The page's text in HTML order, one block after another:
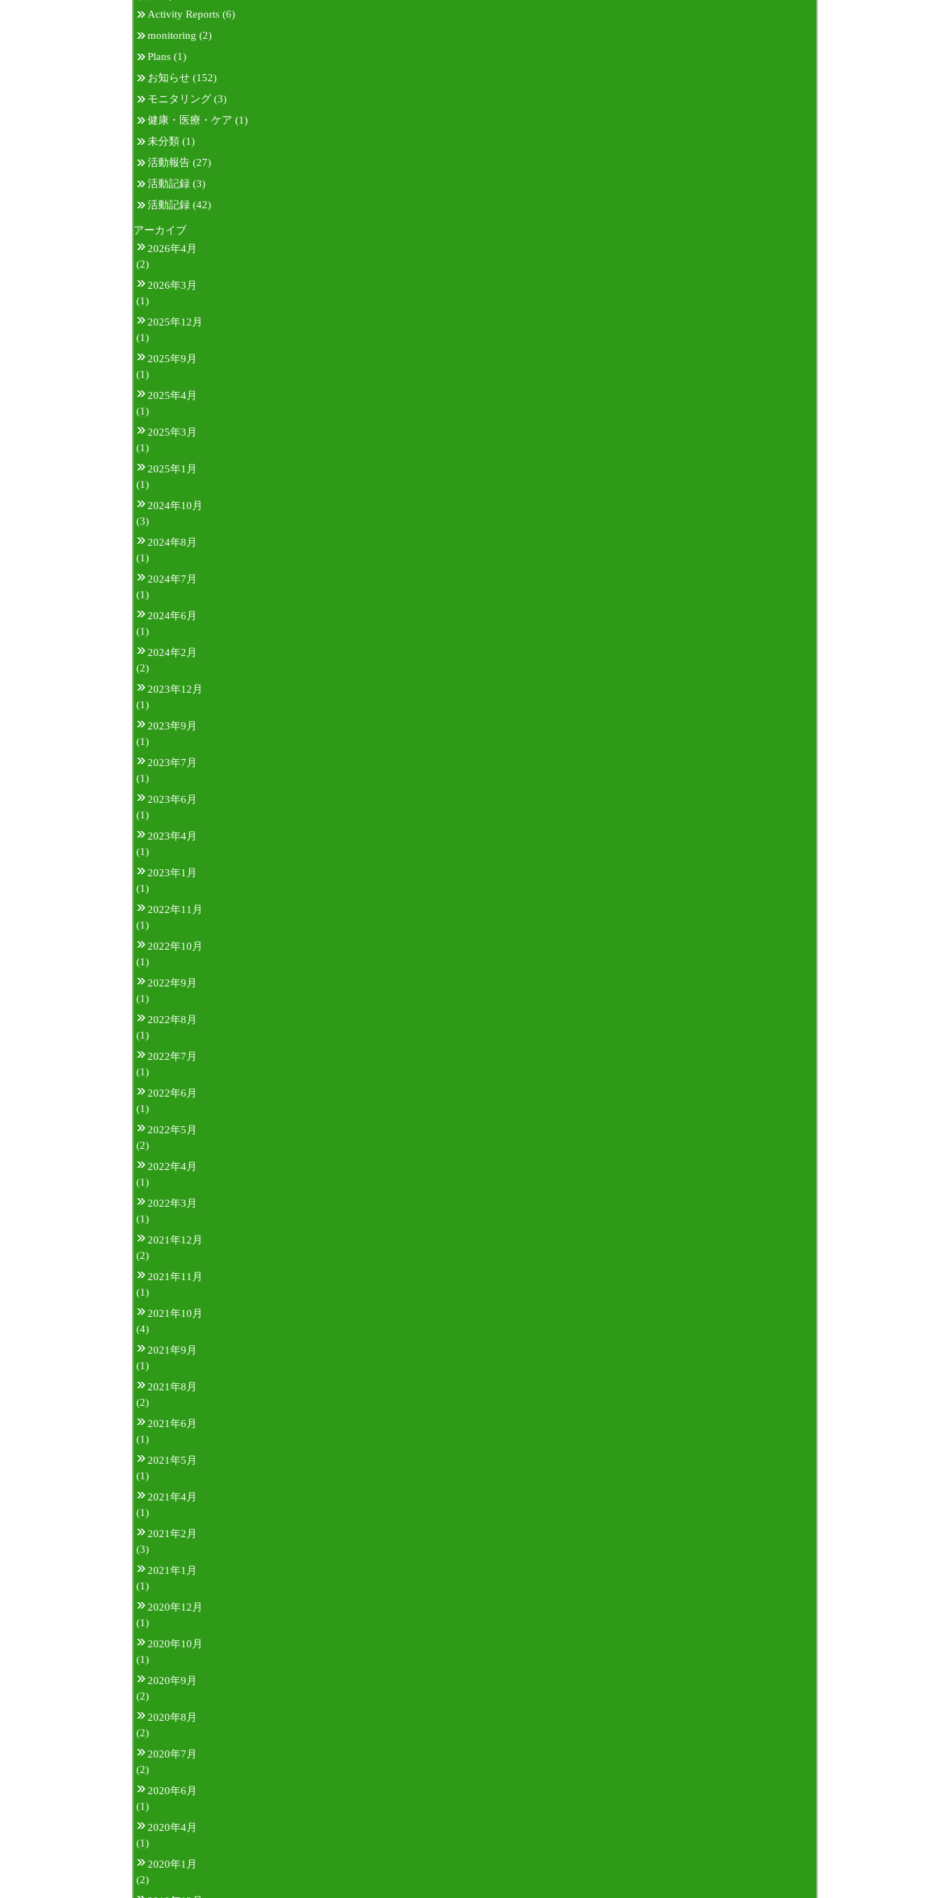
Activity Reports(6)
monitoring (2)
Plans(1)
お知らせ(152)
モニタリング(3)
健康・医療・ケア (1)
未分類(1)
活動報告(27)
活動記録(3)
活動記録(42)
アーカイブ
2026年4月
(2)
2026年3月
(1)
2025年12月
(1)
2025年9月
(1)
2025年4月
(1)
2025年3月
(1)
2025年1月
(1)
2024年10月
(3)
2024年8月
(1)
2024年7月
(1)
2024年6月
(1)
2024年2月
(2)
2023年12月
(1)
2023年9月
(1)
2023年7月
(1)
2023年6月
(1)
2023年4月
(1)
2023年1月
(1)
2022年11月
(1)
2022年10月
(1)
2022年9月
(1)
2022年8月
(1)
2022年7月
(1)
2022年6月
(1)
2022年5月
(2)
2022年4月
(1)
2022年3月
(1)
2021年12月
(2)
2021年11月
(1)
2021年10月
(4)
2021年9月
(1)
2021年8月
(2)
2021年6月
(1)
2021年5月
(1)
2021年4月
(1)
2021年2月
(3)
2021年1月
(1)
2020年12月
(1)
2020年10月
(1)
2020年9月
(2)
2020年8月
(2)
2020年7月
(2)
2020年6月
(1)
2020年4月
(1)
2020年1月
(2)